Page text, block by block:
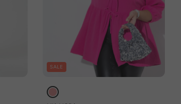
SALE